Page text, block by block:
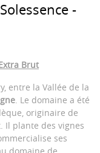
-
Brut
entre la Vallée de la
. Le domaine a été
originaire de
Il plante des vignes
ses